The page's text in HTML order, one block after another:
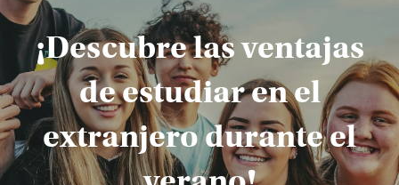
¡Descubre las ventajas
de estudiar en el
extranjero durante el